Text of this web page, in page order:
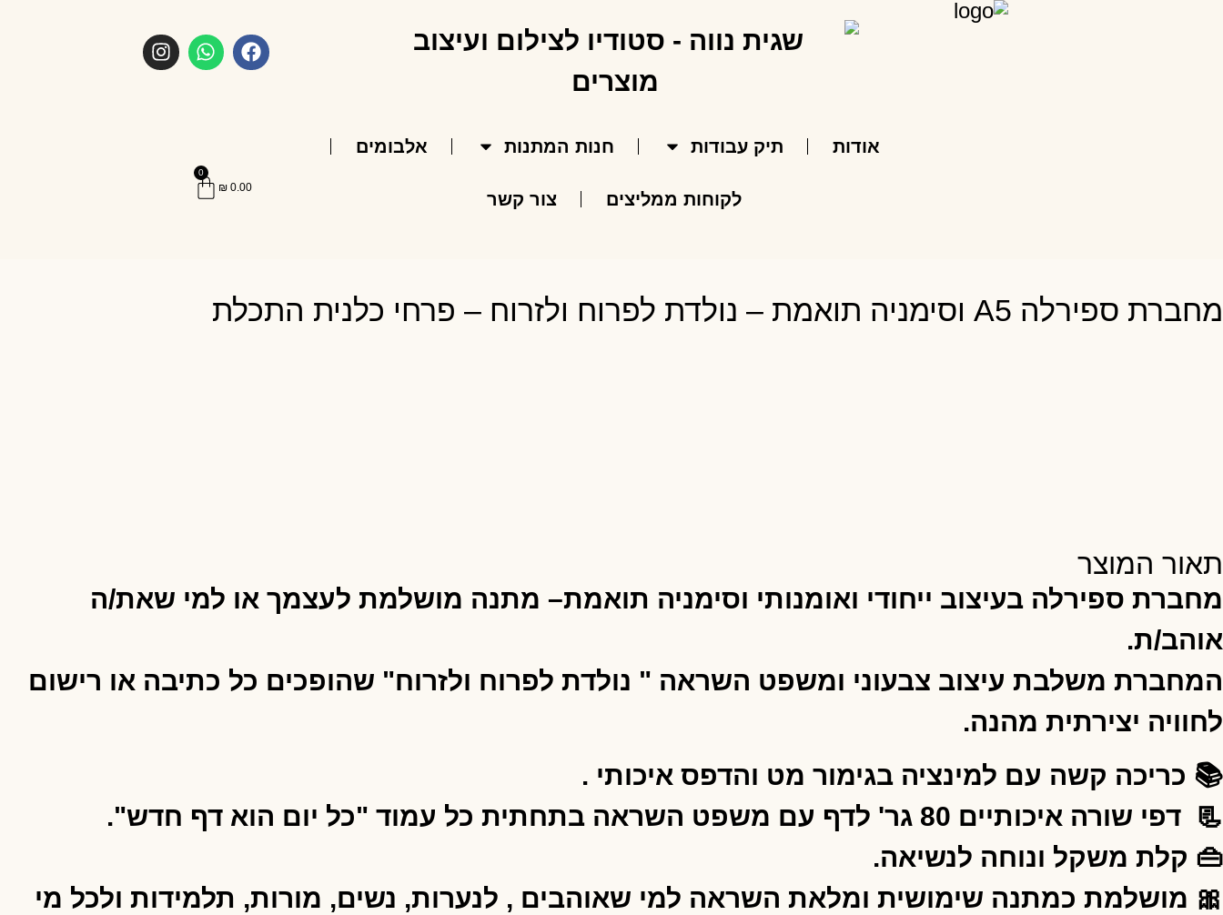
אודות תיק עבודות חנות המתנות אלבומים
לקוחות ממליצים צור קשר
₪0.00
0
מחברת ספירלה A5 וסימניה תואמת – נולדת לפרוח ולזרוח – פרחי כלנית התכלת
תאור המוצר
מחברת ספירלה בעיצוב ייחודי ואומנותי וסימניה תואמת– מתנה מושלמת לעצמך או למי שאת/ה
אוהב/ת.
המחברת משלבת עיצוב צבעוני ומשפט השראה " נולדת לפרוח ולזרוח" שהופכים כל כתיבה או רישום
לחוויה יצירתית מהנה.
📚 כריכה קשה עם למינציה בגימור מט והדפס איכותי .
📃 דפי שורה איכותיים 80 גר' לדף עם משפט השראה בתחתית כל עמוד "כל יום הוא דף חדש".
👜 קלת משקל ונוחה לנשיאה.
🎀 מושלמת כמתנה שימושית ומלאת השראה למי שאוהבים , לנערות, נשים, מורות, תלמידות ולכל מי